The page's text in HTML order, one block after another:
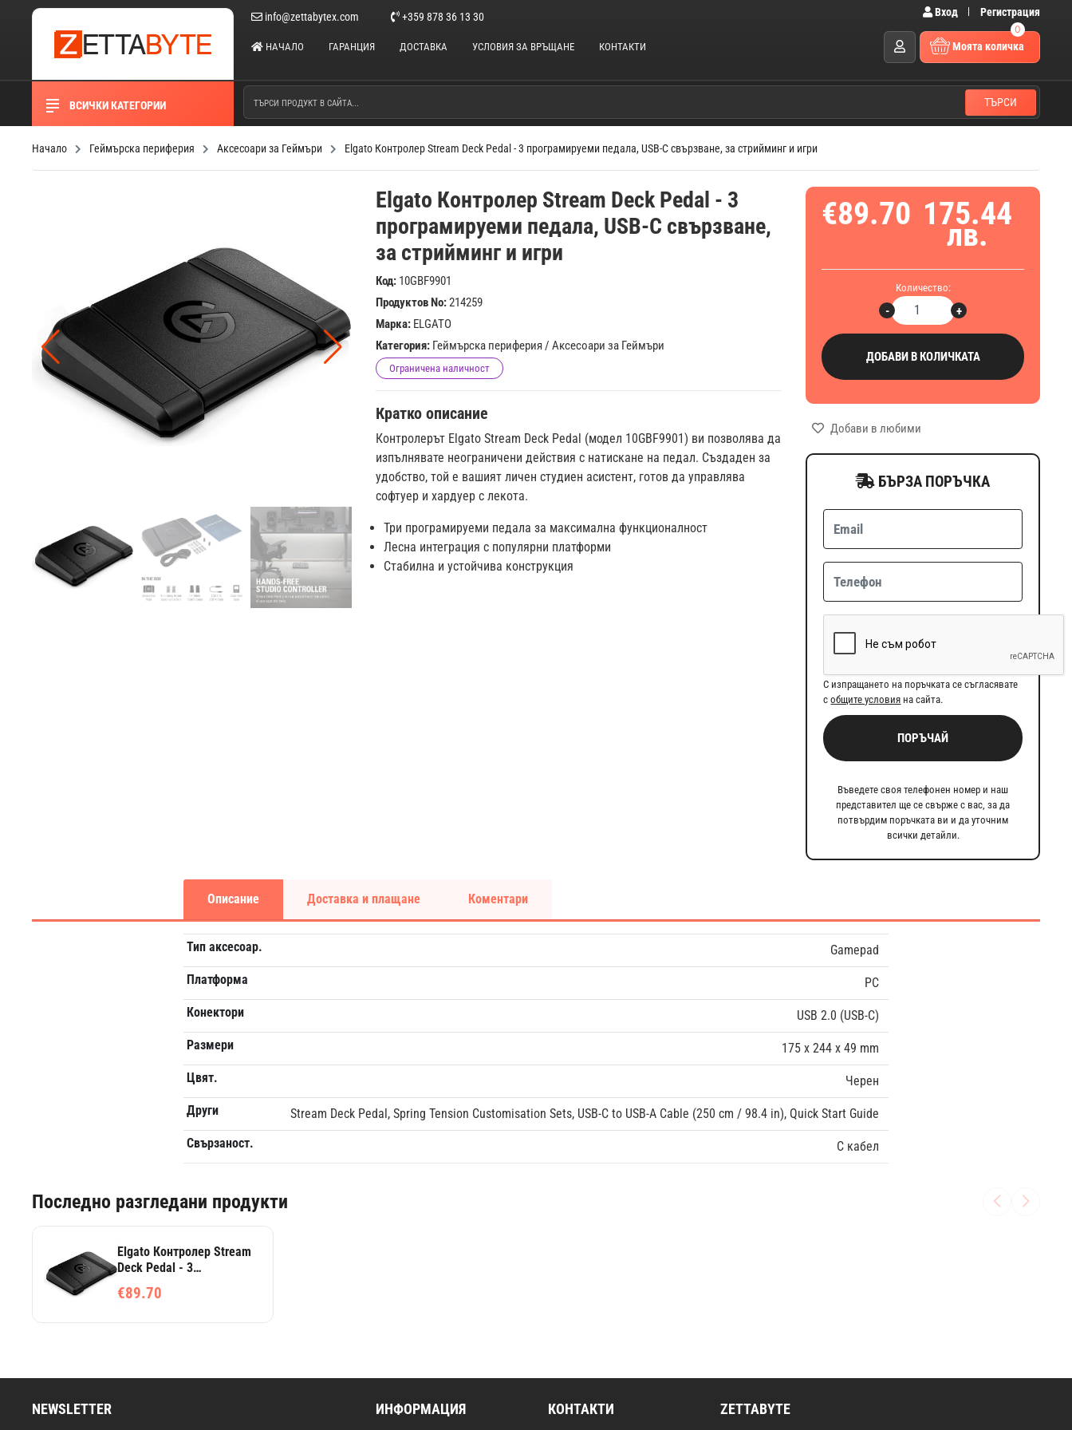
info@zettabytex.com +359 878 36 13 30 Вход Регистрация
НАЧАЛО ГАРАНЦИЯ ДОСТАВКА УСЛОВИЯ ЗА ВРЪЩАНЕ КОНТАКТИ
0
Моята количка
ВСИЧКИ КАТЕГОРИИ ТЪРСИ
Начало Геймърска периферия Аксесоари за Геймъри Elgato Контролер Stream Deck Pedal - 3 програмируеми педала, USB-C свързване, за стрийминг и игри
Elgato Контролер Stream Deck Pedal - 3
програмируеми педала, USB-C свързване,
за стрийминг и игри
Код: 10GBF9901
Продуктов No:214259
Марка: ELGATO
Категория: Геймърска периферия/Аксесоари за Геймъри
Ограничена наличност
Кратко описание
Контролерът Elgato Stream Deck Pedal (модел 10GBF9901) ви позволява да
изпълнявате неограничени действия с натискане на педал. Създаден за
удобство, той е вашият личен студиен асистент, готов да управлява
софтуер и хардуер с лекота.
Три програмируеми педала за максимална функционалност
Лесна интеграция с популярни платформи
Стабилна и устойчива конструкция
€89.70 175.44
лв.
Количество:
+
-
ДОБАВИ В КОЛИЧКАТА
Добави в любими
БЪРЗА ПОРЪЧКА
С изпращането на поръчката се съгласявате
собщите условия на сайта.
ПОРЪЧАЙ
Въведете своя телефонен номер и наш
представител ще се свърже с вас, за да
потвърдим поръчката ви и да уточним
всички детайли.
Описание Доставка и плащане Коментари
Тип аксесоар.
Gamepad
Платформа
PC
Конектори
USB 2.0 (USB-C)
Размери
175 x 244 x 49 mm
Цвят.
Черен
Други
Stream Deck Pedal, Spring Tension Customisation Sets, USB-C to USB-A Cable (250 cm / 98.4 in), Quick Start Guide
Свързаност.
С кабел
Последно разгледани продукти
Elgato Контролер Stream
Deck Pedal - 3
USB-C свързване, за
€89.70
NEWSLETTER ИНФОРМАЦИЯ КОНТАКТИ ZETTABYTE